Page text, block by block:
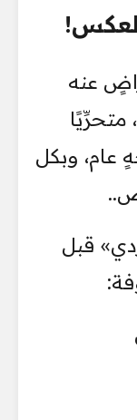
عنه
عام، وبكل
قبل